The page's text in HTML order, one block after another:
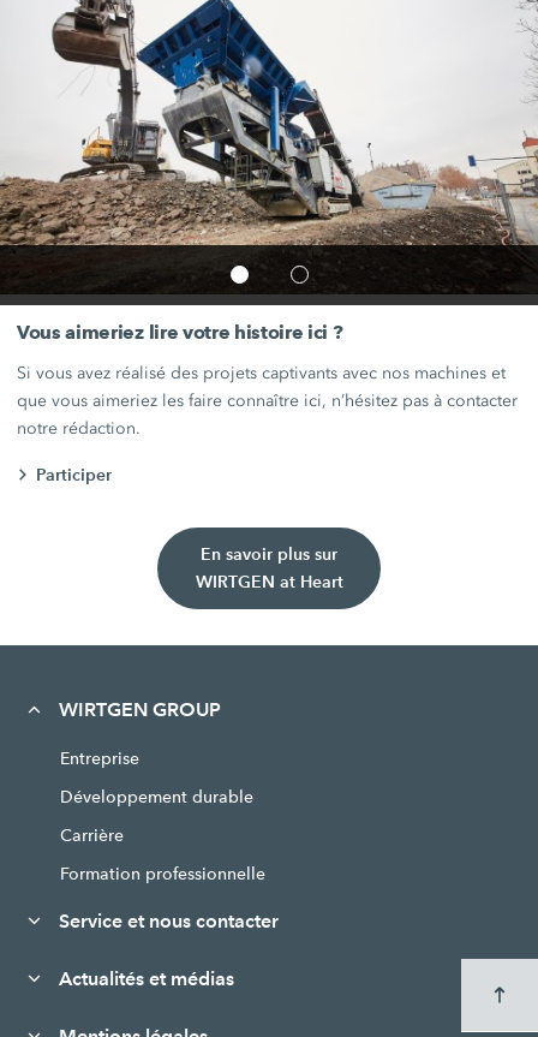
Vous aimeriez lire votre histoire ici ?
Si vous avez réalisé des projets captivants avec nos machines et
que vous aimeriez les faire connaître ici, n’hésitez pas à contacter
notre rédaction.
Participer
En savoir plus sur
WIRTGEN at Heart
WIRTGEN GROUP
Entreprise
Développement durable
Carrière
Formation professionnelle
Service et nous contacter
Actualités et médias